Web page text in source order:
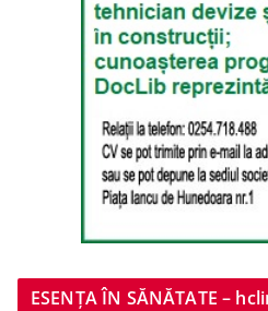
ESENȚA ÎN SĂNĂTATE –